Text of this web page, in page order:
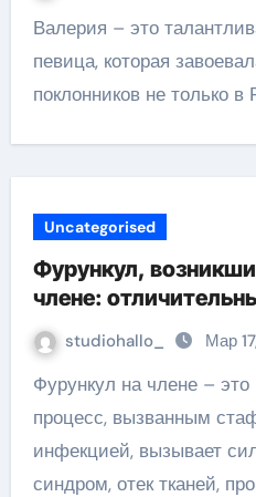
Валерия – это талантливая и очаровательная
певица, которая
поклонников не только в
Uncategorised
Фурункул,
члене:
studiohallo_ Мар
Фурункул на члене – это воспалительный
процесс, вызванным
инфекцией, вызывает
синдром, отек тканей,